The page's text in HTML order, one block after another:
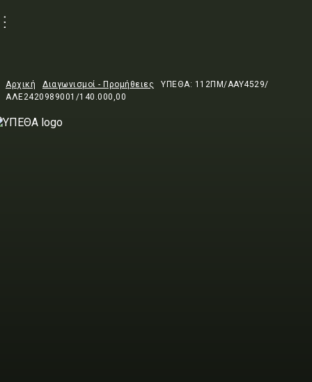
Αρχική Διαγωνισμοί - Προμήθειες
ΥΠΕΘΑ: 112ΠΜ/ΑΑΥ4529/
ΑΛΕ2420989001/140.000,00